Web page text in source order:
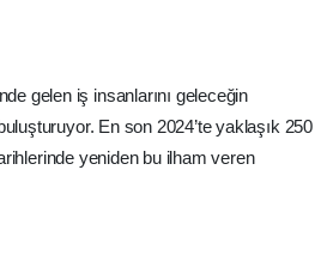
gelen iş insanlarını geleceğin
En son 2024’te yaklaşık 250
yeniden bu ilham veren